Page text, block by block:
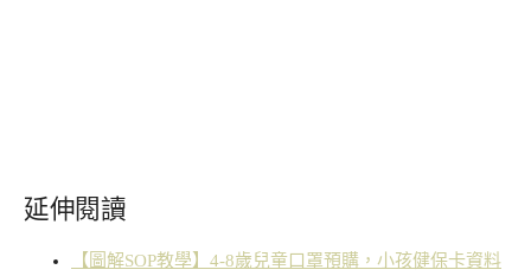
延伸閱讀
【圖解SOP教學】4-8歲兒童口罩預購，小孩健保卡資料